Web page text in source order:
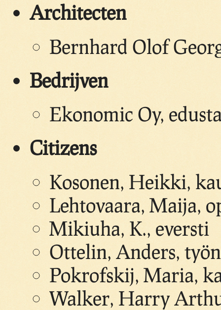
Architecten
Bernhard Olof
Bedrijven
Ekonomic Oy,
Citizens
Kosonen, Heikki,
Lehtovaara, Maija,
Mikiuha, K., eversti
Ottelin, Anders,
Pokrofskij, Maria,
Walker, Harry